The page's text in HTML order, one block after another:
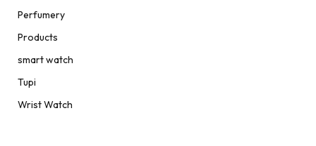
Perfumery
Products
smart watch
Tupi
Wrist Watch